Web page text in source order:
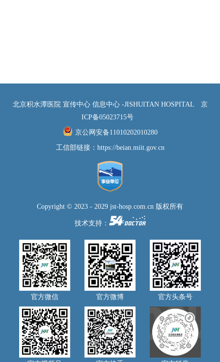
北京积水潭医院 宣传中心 信息中心 -JISHUITAN HOSPITAL
京
ICP备05023715号
京公网安备11010202010280
工信部链接： https://beian.miit.gov.cn
Copyright © 2023 - 2029 jst-hosp.com.cn 版权所有
技术支持：
官方微信 官方微博 官方头条号